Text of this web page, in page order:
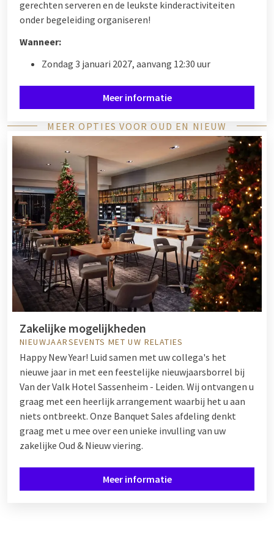
gerechten serveren en de leukste kinderactiviteiten
onder begeleiding organiseren!
Wanneer:
Zondag 3 januari 2027, aanvang 12:30 uur
Meer informatie
MEER OPTIES VOOR OUD EN NIEUW
Zakelijke mogelijkheden
NIEUWJAARSEVENTS MET UW RELATIES
Happy New Year! Luid samen met uw collega's het
nieuwe jaar in met een feestelijke nieuwjaarsborrel bij
Van der Valk Hotel Sassenheim - Leiden. Wij ontvangen u
graag met een heerlijk arrangement waarbij het u aan
niets ontbreekt. Onze Banquet Sales afdeling denkt
graag met u mee over een unieke invulling van uw
zakelijke Oud & Nieuw viering.
Meer informatie